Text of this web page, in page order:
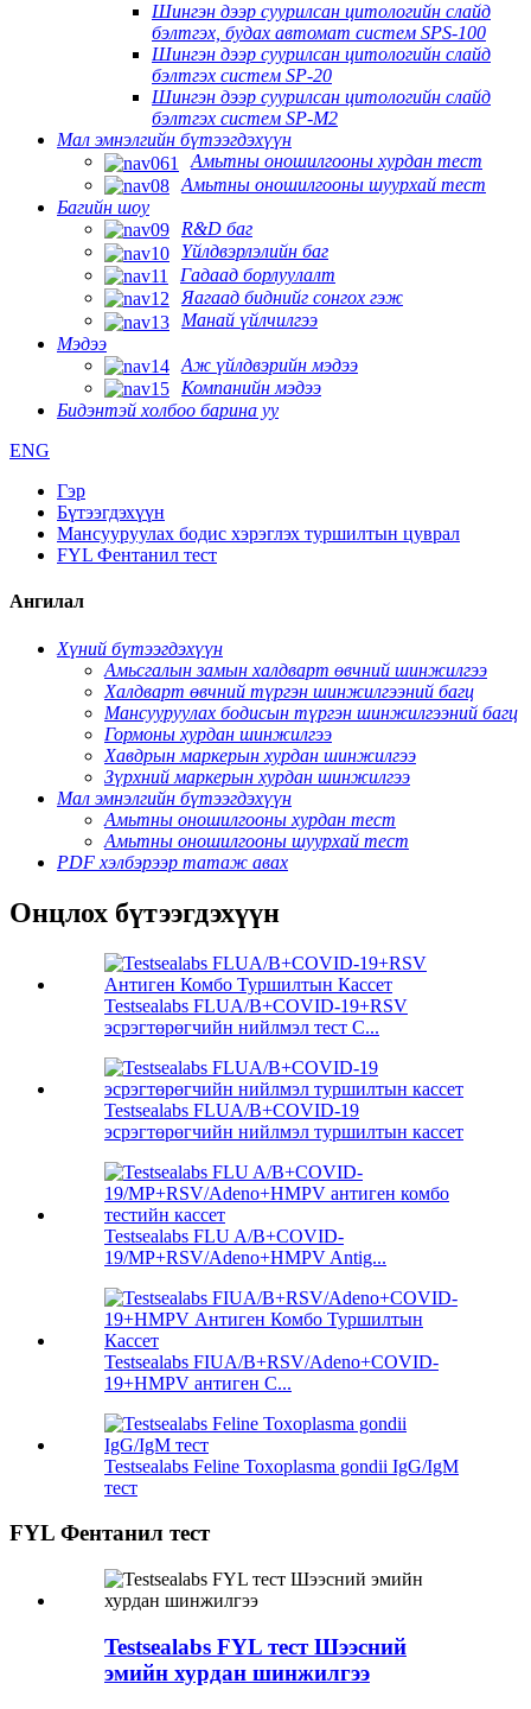
Шингэн дээр суурилсан цитологийн слайд
бэлтгэх, будах автомат систем SPS-100
Шингэн дээр суурилсан цитологийн слайд
бэлтгэх систем SP-20
Шингэн дээр суурилсан цитологийн слайд
бэлтгэх систем SP-M2
Мал эмнэлгийн бүтээгдэхүүн
Амьтны оношилгооны хурдан тест
Амьтны оношилгооны шуурхай тест
Багийн шоу
R&D баг
Үйлдвэрлэлийн баг
Гадаад борлуулалт
Яагаад биднийг сонгох гэж
Манай үйлчилгээ
Мэдээ
Аж үйлдвэрийн мэдээ
Компанийн мэдээ
Бидэнтэй холбоо барина уу
ENG
Гэр
Бүтээгдэхүүн
Мансууруулах бодис хэрэглэх туршилтын цуврал
FYL Фентанил тест
Ангилал
Хүний бүтээгдэхүүн
Амьсгалын замын халдварт өвчний шинжилгээ
Халдварт өвчний түргэн шинжилгээний багц
Мансууруулах бодисын түргэн шинжилгээний багц
Гормоны хурдан шинжилгээ
Хавдрын маркерын хурдан шинжилгээ
Зүрхний маркерын хурдан шинжилгээ
Мал эмнэлгийн бүтээгдэхүүн
Амьтны оношилгооны хурдан тест
Амьтны оношилгооны шуурхай тест
PDF хэлбэрээр татаж авах
Онцлох бүтээгдэхүүн
Testsealabs FLUA/B+COVID-19+RSV
эсрэгтөрөгчийн нийлмэл тест С...
Testsealabs FLUA/B+COVID-19
эсрэгтөрөгчийн нийлмэл туршилтын кассет
Testsealabs FLU A/B+COVID-
19/MP+RSV/Adeno+HMPV Antig...
Testsealabs FIUA/B+RSV/Adeno+COVID-
19+HMPV антиген С...
Testsealabs Feline Toxoplasma gondii IgG/IgM
тест
FYL Фентанил тест
Testsealabs FYL тест Шээсний
эмийн хурдан шинжилгээ